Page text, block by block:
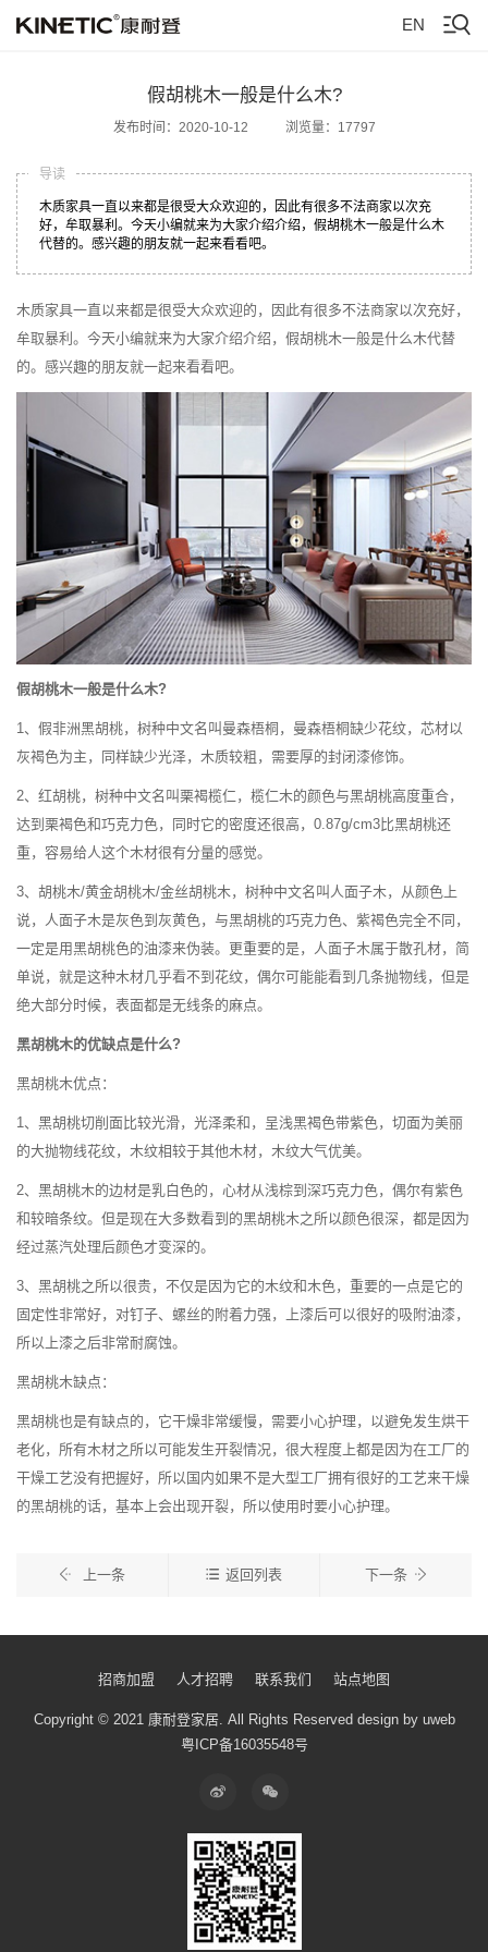
EN
假胡桃木一般是什么木?
发布时间：2020-10-12 浏览量：17797
导读
木质家具一直以来都是很受大众欢迎的，因此有很多不法商家以次充
好，牟取暴利。今天小编就来为大家介绍介绍，假胡桃木一般是什么木
代替的。感兴趣的朋友就一起来看看吧。
木质家具一直以来都是很受大众欢迎的，因此有很多不法商家以次充好，
牟取暴利。今天小编就来为大家介绍介绍，假胡桃木一般是什么木代替
的。感兴趣的朋友就一起来看看吧。
假胡桃木一般是什么木?
1、假非洲黑胡桃，树种中文名叫曼森梧桐，曼森梧桐缺少花纹，芯材以
灰褐色为主，同样缺少光泽，木质较粗，需要厚的封闭漆修饰。
2、红胡桃，树种中文名叫栗褐榄仁，榄仁木的颜色与黑胡桃高度重合，
达到栗褐色和巧克力色，同时它的密度还很高，0.87g/cm3比黑胡桃还
重，容易给人这个木材很有分量的感觉。
3、胡桃木/黄金胡桃木/金丝胡桃木，树种中文名叫人面子木，从颜色上
说，人面子木是灰色到灰黄色，与黑胡桃的巧克力色、紫褐色完全不同，
一定是用黑胡桃色的油漆来伪装。更重要的是，人面子木属于散孔材，简
单说，就是这种木材几乎看不到花纹，偶尔可能能看到几条抛物线，但是
绝大部分时候，表面都是无线条的麻点。
黑胡桃木的优缺点是什么?
黑胡桃木优点：
1、黑胡桃切削面比较光滑，光泽柔和，呈浅黑褐色带紫色，切面为美丽
的大抛物线花纹，木纹相较于其他木材，木纹大气优美。
2、黑胡桃木的边材是乳白色的，心材从浅棕到深巧克力色，偶尔有紫色
和较暗条纹。但是现在大多数看到的黑胡桃木之所以颜色很深，都是因为
经过蒸汽处理后颜色才变深的。
3、黑胡桃之所以很贵，不仅是因为它的木纹和木色，重要的一点是它的
固定性非常好，对钉子、螺丝的附着力强，上漆后可以很好的吸附油漆，
所以上漆之后非常耐腐蚀。
黑胡桃木缺点：
黑胡桃也是有缺点的，它干燥非常缓慢，需要小心护理，以避免发生烘干
老化，所有木材之所以可能发生开裂情况，很大程度上都是因为在工厂的
干燥工艺没有把握好，所以国内如果不是大型工厂拥有很好的工艺来干燥
的黑胡桃的话，基本上会出现开裂，所以使用时要小心护理。
上一条 返回列表 下一条
招商加盟 人才招聘 联系我们 站点地图
Copyright © 2021 康耐登家居. All Rights Reserved design by uweb
粤ICP备16035548号